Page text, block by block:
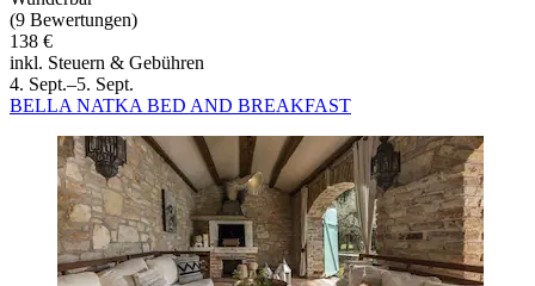
(9 Bewertungen)
138 €
inkl. Steuern & Gebühren
4. Sept.–5. Sept.
BELLA NATKA BED AND BREAKFAST